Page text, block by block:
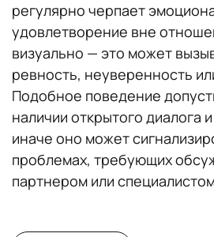
регулярно черпает
удовлетворение вне
визуально — это может
ревность, неуверенность
Подобное поведение
наличии открытого диалога
иначе оно может
проблемах, требующих
партнером или